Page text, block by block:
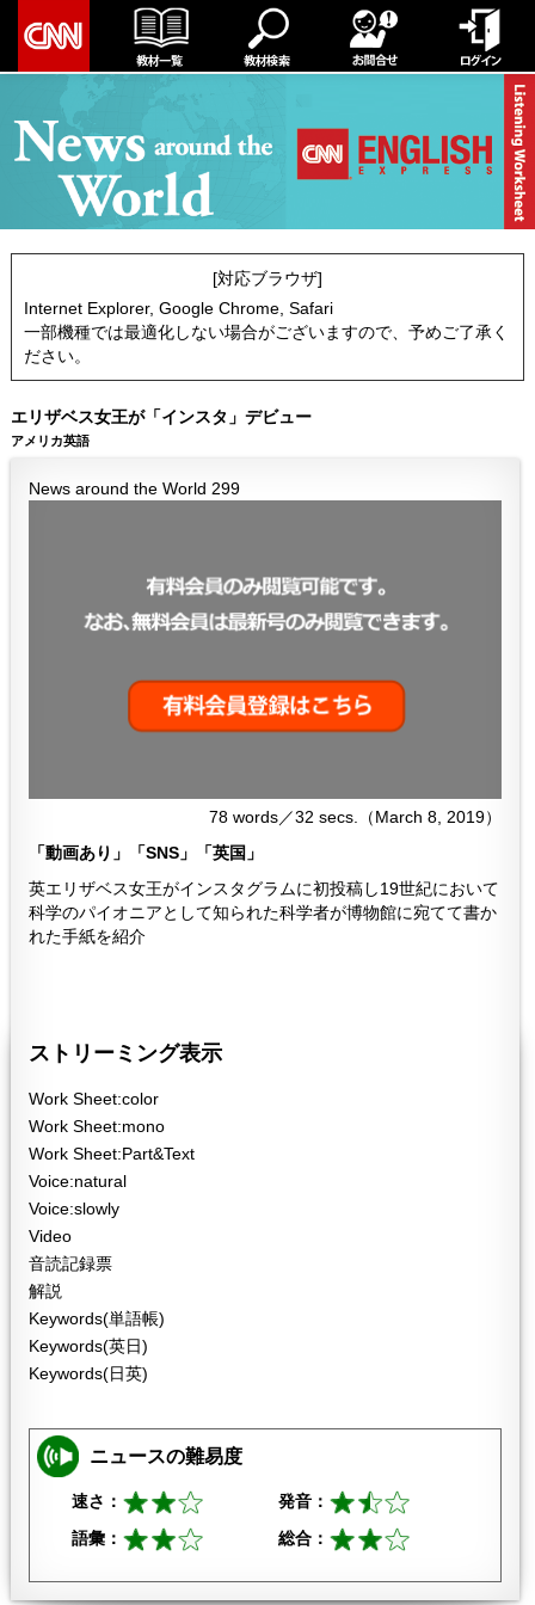
[対応ブラウザ]
Internet Explorer, Google Chrome, Safari
一部機種では最適化しない場合がございますので、予めご了承く
ださい。
エリザベス女王が「インスタ」デビュー
アメリカ英語
News around the World 299
78 words／32 secs.（March 8, 2019）
「動画あり」「SNS」「英国」
英エリザベス女王がインスタグラムに初投稿し19世紀において
科学のパイオニアとして知られた科学者が博物館に宛てて書か
れた手紙を紹介
ストリーミング表示
Work Sheet:color
Work Sheet:mono
Work Sheet:Part&Text
Voice:natural
Voice:slowly
Video
音読記録票
解説
Keywords(単語帳)
Keywords(英日)
Keywords(日英)
ニュースの難易度
速さ：
発音：
語彙：
総合：